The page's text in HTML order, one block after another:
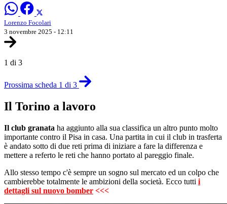
Lorenzo Focolari
3 novembre 2025 - 12:11
1 di 3
Prossima scheda 1 di 3
Il Torino a lavoro
Il club granata ha aggiunto alla sua classifica un altro punto molto
importante contro il Pisa in casa. Una partita in cui il club in trasferta
è andato sotto di due reti prima di iniziare a fare la differenza e
mettere a referto le reti che hanno portato al pareggio finale.
Allo stesso tempo c'è sempre un sogno sul mercato ed un colpo che
cambierebbe totalmente le ambizioni della società. Ecco tutti i
dettagli sul nuovo bomber <<<